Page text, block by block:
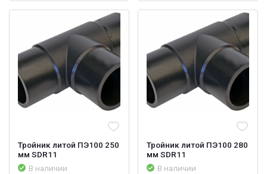
Тройник литой ПЭ100 250
мм SDR11
В наличии
Тройник литой ПЭ100 280
мм SDR11
В наличии